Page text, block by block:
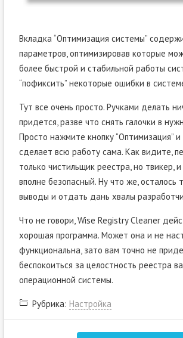
Вкладка “Оптимизация системы”
параметров, оптимизировав которые
более быстрой и стабильной работы
“пофиксить” некоторые ошибки в
Тут все очень просто. Ручками делать
придется, разве что снять галочки в
Просто нажмите кнопку “Оптимизация”
сделает всю работу сама. Как видите,
только чистильщик реестра, но твикер,
вполне безопасный. Ну что же, осталось
выводы и отдать дань хвалы
Что не говори, Wise Registry Cleaner
хорошая программа. Может она и не
функциональна, зато вам точно не
беспокоиться за целостность реестра
операционной системы.
Рубрика: Настройка